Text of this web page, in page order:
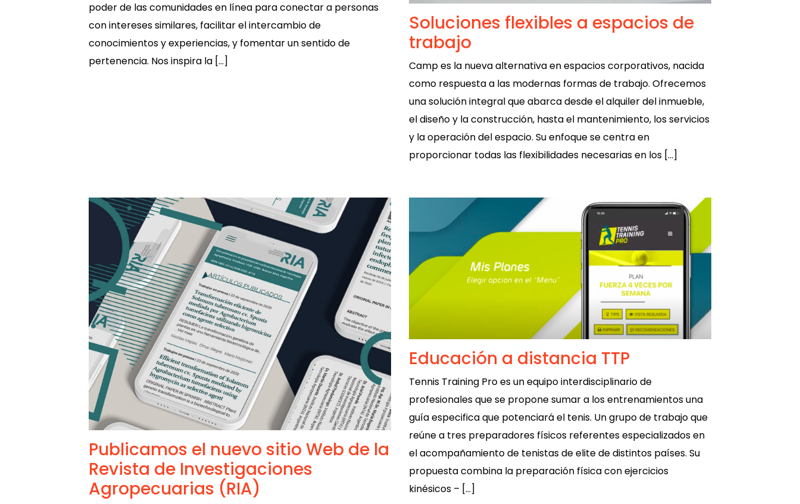
poder de las comunidades en línea para conectar a personas
con intereses similares, facilitar el intercambio de
conocimientos y experiencias, y fomentar un sentido de
pertenencia. Nos inspira la […]
Soluciones flexibles a espacios de
trabajo
Camp es la nueva alternativa en espacios corporativos, nacida
como respuesta a las modernas formas de trabajo. Ofrecemos
una solución integral que abarca desde el alquiler del inmueble,
el diseño y la construcción, hasta el mantenimiento, los servicios
y la operación del espacio. Su enfoque se centra en
proporcionar todas las flexibilidades necesarias en los […]
Publicamos el nuevo sitio Web de la
Revista de Investigaciones
Agropecuarias (RIA)
Educación a distancia TTP
Tennis Training Pro es un equipo interdisciplinario de
profesionales que se propone sumar a los entrenamientos una
guía especifica que potenciará el tenis. Un grupo de trabajo que
reúne a tres preparadores físicos referentes especializados en
el acompañamiento de tenistas de elite de distintos países. Su
propuesta combina la preparación física con ejercicios
kinésicos – […]